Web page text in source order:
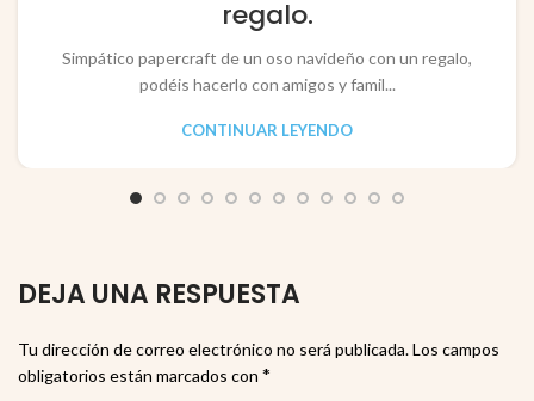
regalo.
Simpático papercraft de un oso navideño con un regalo,
podéis hacerlo con amigos y famil...
CONTINUAR LEYENDO
DEJA UNA RESPUESTA
Tu dirección de correo electrónico no será publicada.Los campos
obligatorios están marcados con *